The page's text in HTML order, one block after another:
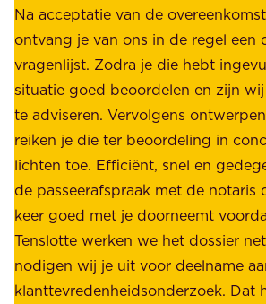
i
j
b
i
e
d
e
n
r
u
s
t
n
v
o
o
r
o
n
z
e
s
t
a
Na acceptatie van de
ontvang je van ons in de regel een
vragenlijst. Zodra je die hebt
situatie goed beoordelen en zijn
te adviseren. Vervolgens
reiken je die ter beoordeling in
lichten toe. Efficiënt, snel en
de passeerafspraak met de notaris
keer goed met je doorneemt
Tenslotte werken we het dossier
nodigen wij je uit voor deelname
klanttevredenheidsonderzoek. Dat